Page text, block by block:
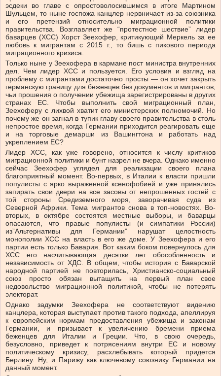
эсдеки во главе с опростоволосившимся в итоге Мартином
Шульцем, то ныне госпожа канцлер нервничает из-за союзника
и его претензий относительно миграционной политики
правительства. Возглавляет же “протестное шествие” лидер
баварцев (ХСС) Хорст Зеехофер, критикующий Меркель за ее
любовь к мигрантам с 2015 г., то бишь с пикового периода
миграционного кризиса.
Только ныне у Зеехофера в кармане пост министра внутренних
дел. Чем лидер ХСС и пользуется. Его условия и взгляд на
проблему с мигрантами достаточно просты — он хочет закрыть
германскую границу для беженцев без документов и мигрантов,
чьи прошения о получении убежища зарегистрированы в других
странах ЕС. Чтобы выполнить свой миграционный план,
Зеехоферу с лихвой хватит его министерских полномочий. Но
почему же он загнал в тупик главу своего правительства в столь
непростое время, когда Германии приходится реагировать еще
и на торговые демарши из Вашингтона и работать над
укреплением ЕС?
Лидер ХСС, как уже говорено, относится к числу критиков
миграционной политики и бунт назрел не вчера. Однако именно
сейчас Зеехофер углядел для реализации своего плана
благоприятный момент. Во-первых, в Италии к власти пришли
популисты с ярко выраженной ксенофобией и уже принялись
запирать свои двери на все засовы от непрошенных гостей с
той стороны Средиземного моря, заворачивая суда из
Северной Африки. Тема мигрантов снова в топ-новостях. Во-
вторых, в октябре состоятся местные выборы, и баварцы
опасаются, что правые популисты (и симпатики России)
из”Альтернативы для Германии” нарушат целостность
монополии ХСС на власть в его же доме. У Зеехофера и его
партии есть только Бавария. Вот каким боком повернулось для
ХСС его насчитывающая десятки лет обособленность и
независимость от ХДС. В общем, чтобы история с Баварской
народной партией не повторилась, Христианско-социальный
союз просто обязан вытащить на первый план свое
недовольство миграционной политикой, чтобы не потерять
электорат.
Однако задумки Зеехофера не соответствуют видению
канцлера, которая выступает против такого подхода, апеллируя
к европейским нормам предоставления убежища и законам
Германии, и призывает к увеличению бремени приема
беженцев для Италии и Греции. Что, в свою очередь,
безусловно, приведет к потрясениям внутри ЕС и новому
политическому кризису, расхлебывать который придется
Берлину. Ну, и Парижу как ключевому союзнику Германии на
данный момент.